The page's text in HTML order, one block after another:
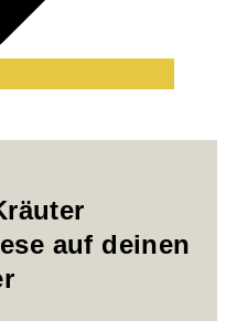
auf deinen